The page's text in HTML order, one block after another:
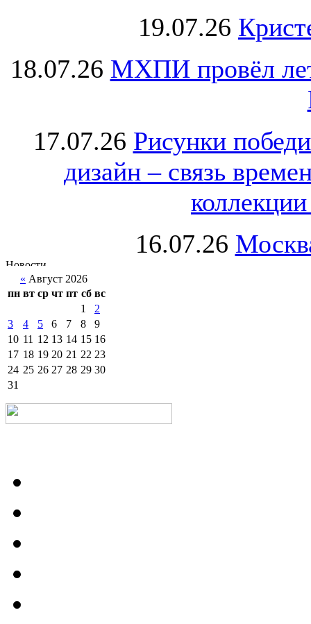
19.07.26
18.07.26 МХПИ провёл
17.07.26 Рисунки
дизайн – связь
16.07.26
« Август 2026
пн вт ср чт пт сб вс
1
2
3
4 5 6 7 8
9
10 11 12 13 14 15 16
17 18 19 20 21 22 23
24 25 26 27 28 29 30
31